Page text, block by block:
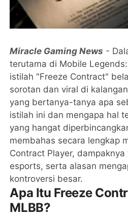
Miracle Gaming News -
terutama di Mobile
istilah "Freeze Contract"
sorotan dan viral di
yang bertanya-tanya apa
istilah ini dan mengapa hal
yang hangat
membahas secara lengkap
Contract Player,
esports, serta alasan
kontroversi besar.
Apa Itu Freeze
MLBB?